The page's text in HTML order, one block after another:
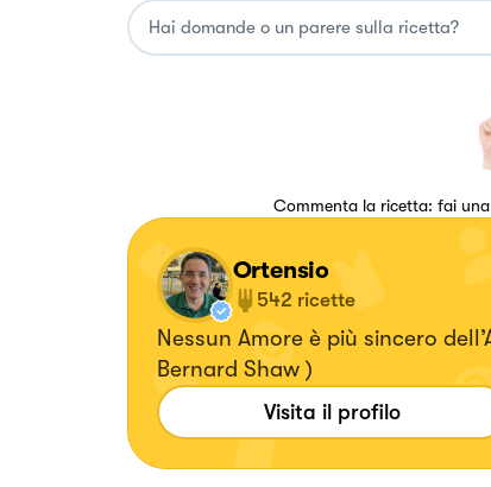
Commenta la ricetta: fai
Ortensio
542 ricette
Nessun Amore è più sincero
Bernard Shaw )
Visita il profilo